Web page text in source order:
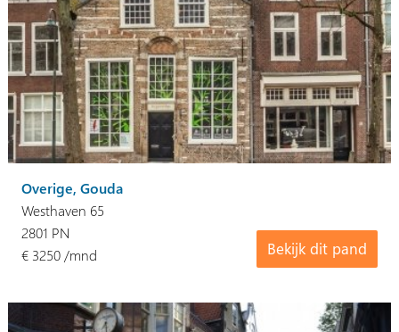
Overige, Gouda
Westhaven 65
Bekijk dit pand
2801 PN
€ 3250 /mnd